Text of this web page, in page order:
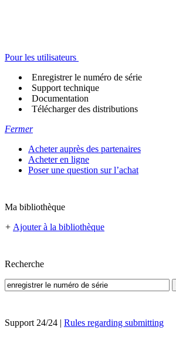
Pour les utilisateurs
Enregistrer le numéro de série
Support technique
Documentation
Télécharger des distributions
Fermer
Acheter auprès des partenaires
Acheter en ligne
Poser une question sur l’achat
Ma bibliothèque
+ Ajouter à la bibliothèque
Recherche
Support 24/24 | Rules regarding submitting